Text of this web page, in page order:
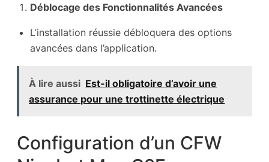
Déblocage des Fonctionnalités Avancées
L’installation réussie débloquera des options
avancées dans l’application.
À lire aussi Est-il obligatoire d’avoir une
assurance pour une trottinette électrique
Configuration d’un CFW